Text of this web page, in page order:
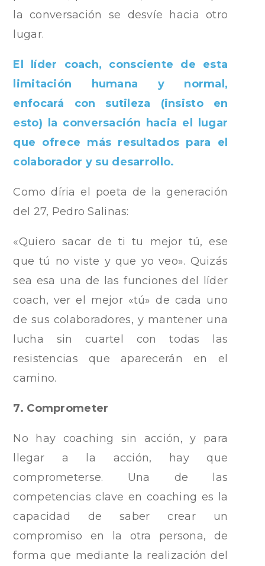
la conversación se desvíe hacia otro
lugar.
El líder coach, consciente de esta
limitación humana y normal,
enfocará con sutileza (insisto en
esto) la conversación hacia el lugar
que ofrece más resultados para el
colaborador y su desarrollo.
Como díria el poeta de la generación
del 27, Pedro Salinas:
«Quiero sacar de ti tu mejor tú, ese
que tú no viste y que yo veo». Quizás
sea esa una de las funciones del líder
coach, ver el mejor «tú» de cada uno
de sus colaboradores, y mantener una
lucha sin cuartel con todas las
resistencias que aparecerán en el
camino.
7. Comprometer
No hay coaching sin acción, y para
llegar a la acción, hay que
comprometerse. Una de las
competencias clave en coaching es la
capacidad de saber crear un
compromiso en la otra persona, de
forma que mediante la realización del